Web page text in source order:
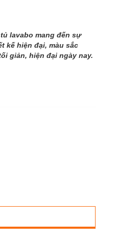
lavabo mang đến sự
kế hiện đại, màu sắc
giản, hiện đại ngày nay.